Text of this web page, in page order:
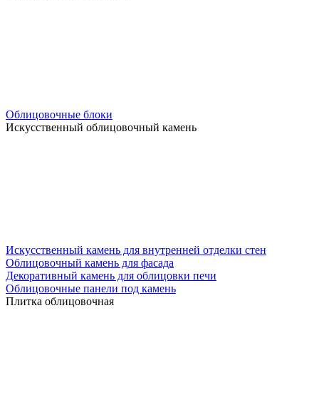
Облицовочные блоки
Искусственный облицовочный камень
Искусственный камень для внутренней отделки стен
Облицовочный камень для фасада
Декоративный камень для облицовки печи
Облицовочные панели под камень
Плитка облицовочная